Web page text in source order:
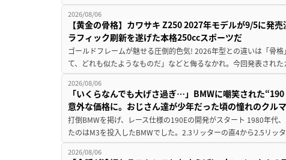
2026/08/06
【黄金の骨格】カワサキ Z250 2027年モデルが9/5に発
ラフィック刷新を遂げた本格250ccスポーツだ
ゴールドフレームが魅せる圧倒的色気! 2026年型との違いは「骨
て、どれも似たようなものだ」などと侮るなかれ。今回発表され
2026/08/06
「いくらなんでも大げさ過ぎ…」BMWに嘲笑された
意外な価格に。おじさん達が少年だった頃の憧れのクル
打倒BMWを掲げ、レース仕様の190Eの開発がスタート 1980年代
たのはM3を投入したBMWでした。2.3リッターの直4から2.5リッ
2026/08/06